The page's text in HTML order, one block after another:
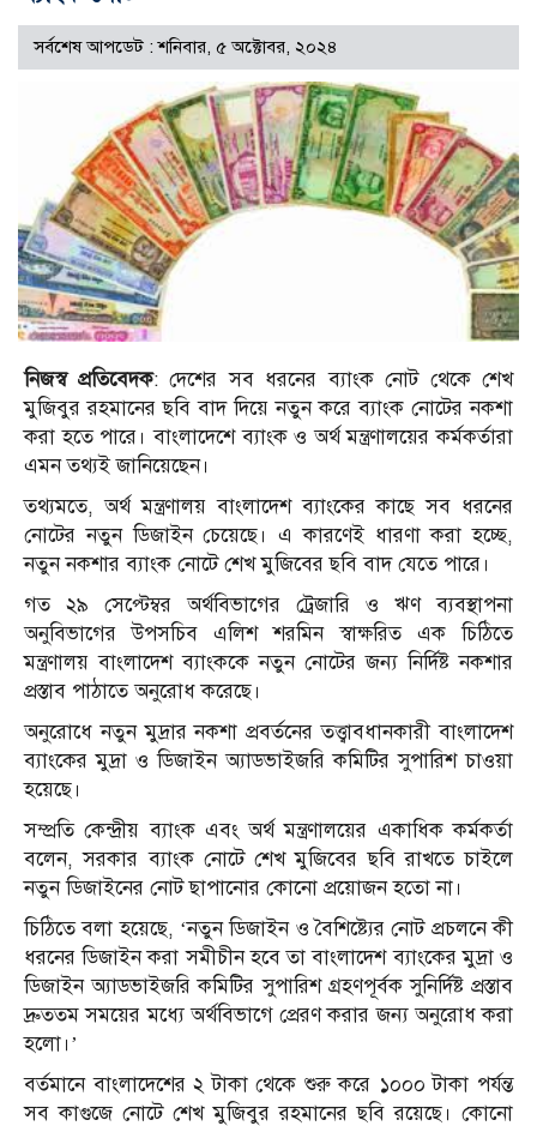
সর্বশেষ আপডেট : শনিবার, ৫ অক্টোবর, ২০২৪
নিজস্ব প্রতিবেদক: দেশের সব ধরনের ব্যাংক নোট থেকে শেখ
মুজিবুর রহমানের ছবি বাদ দিয়ে নতুন করে ব‌্যাংক নোটের নকশা
করা হতে পারে। বাংলাদেশে ব্যাংক ও অর্থ মন্ত্রণালয়ের কর্মকর্তারা
এমন তথ‌্যই জানিয়েছেন।
তথ‌্যমতে, অর্থ মন্ত্রণালয় বাংলাদেশ ব‌্যাংকের কাছে সব ধরনের
নোটের নতুন ডিজাইন চেয়েছে। এ কারণেই ধারণা করা হচ্ছে,
নতুন নকশার ব্যাংক নোটে শেখ মুজিবের ছবি বাদ যেতে পারে।
গত ২৯ সেপ্টেম্বর অর্থবিভাগের ট্রেজারি ও ঋণ ব্যবস্থাপনা
অনুবিভাগের উপসচিব এলিশ শরমিন স্বাক্ষরিত এক চিঠিতে
মন্ত্রণালয় বাংলাদেশ ব্যাংককে নতুন নোটের জন্য নির্দিষ্ট নকশার
প্রস্তাব পাঠাতে অনুরোধ করেছে।
অনুরোধে নতুন মুদ্রার নকশা প্রবর্তনের তত্ত্বাবধানকারী বাংলাদেশ
ব্যাংকের মুদ্রা ও ডিজাইন অ্যাডভাইজরি কমিটির সুপারিশ চাওয়া
হয়েছে।
সম্প্রতি কেন্দ্রীয় ব্যাংক এবং অর্থ মন্ত্রণালয়ের একাধিক কর্মকর্তা
বলেন, সরকার ব্যাংক নোটে শেখ মুজিবের ছবি রাখতে চাইলে
নতুন ডিজাইনের নোট ছাপানোর কোনো প্রয়োজন হতো না।
চিঠিতে বলা হয়েছে, ‘নতুন ডিজাইন ও বৈশিষ্ট্যের নোট প্রচলনে কী
ধরনের ডিজাইন করা সমীচীন হবে তা বাংলাদেশ ব্যাংকের মুদ্রা ও
ডিজাইন অ্যাডভাইজরি কমিটির সুপারিশ গ্রহণপূর্বক সুনির্দিষ্ট প্রস্তাব
দ্রুততম সময়ের মধ্যে অর্থবিভাগে প্রেরণ করার জন্য অনুরোধ করা
হলো।’
বর্তমানে বাংলাদেশের ২ টাকা থেকে শুরু করে ১০০০ টাকা পর্যন্ত
সব কাগুজে নোটে শেখ মুজিবুর রহমানের ছবি রয়েছে। কোনো